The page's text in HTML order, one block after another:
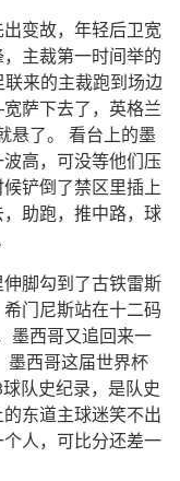
变故，年轻后卫宽
主裁第一时间举的
来的主裁跑到场边
萨下去了，英格兰
悬了。 看台上的墨
高，可没等他们压
铲倒了禁区里插上
助跑，推中路，球
脚勾到了古铁雷斯
门尼斯站在十二码
墨西哥又追回来一
墨西哥这届世界杯
队史纪录，是队史
东道主球迷笑不出
人，可比分还差一